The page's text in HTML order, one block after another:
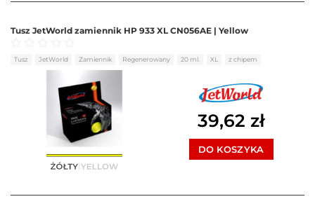
Tusz JetWorld zamiennik HP 933 XL CN056AE | Yellow
Oceniono0 na 5
Tusz JetWorld Zamiennik Regenerowany 20 ml. XL z chipem
39,62 zł
DO KOSZYKA